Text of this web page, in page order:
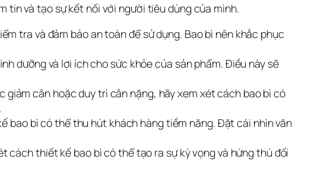
tin và tạo sự kết nối với người tiêu dùng của mình.
tra và đảm bảo an toàn để sử dụng. Bao bì nên khắc phục
dưỡng và lợi ích cho sức khỏe của sản phẩm. Điều này sẽ
giảm cân hoặc duy trì cân nặng, hãy xem xét cách bao bì có
bao bì có thể thu hút khách hàng tiềm năng. Đặt cái nhìn văn
cách thiết kế bao bì có thể tạo ra sự kỳ vọng và hứng thú đối